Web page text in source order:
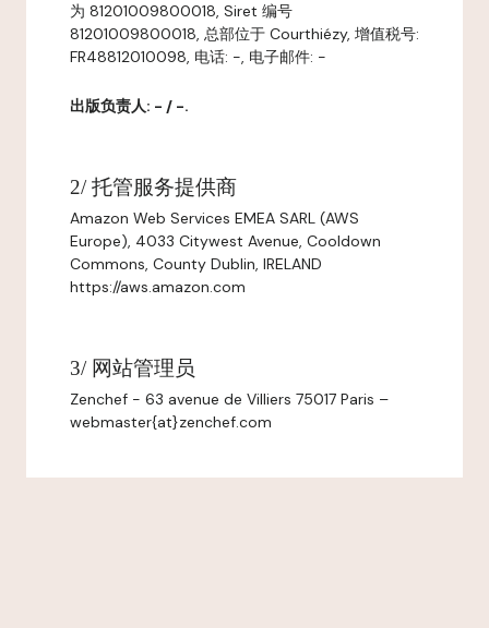
为 81201009800018, Siret 编号
81201009800018, 总部位于 Courthiézy, 增值税号:
FR48812010098, 电话: -, 电子邮件: -
出版负责人: - / -.
2/ 托管服务提供商
Amazon Web Services EMEA SARL (AWS
Europe), 4033 Citywest Avenue, Cooldown
Commons, County Dublin, IRELAND
https://aws.amazon.com
3/ 网站管理员
Zenchef - 63 avenue de Villiers 75017 Paris –
webmaster{at}zenchef.com